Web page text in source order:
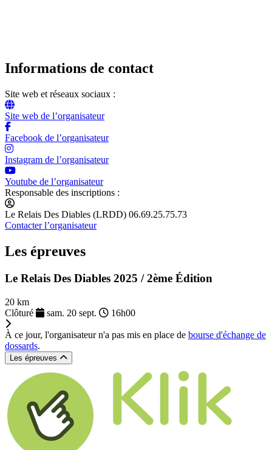
Informations de contact
Site web et réseaux sociaux :
Site web de l’organisateur
Facebook de l’organisateur
Instagram de l’organisateur
Youtube de l’organisateur
Responsable des inscriptions :
Le Relais Des Diables (LRDD) 06.69.25.75.73
Contacter l’organisateur
Les épreuves
Le Relais Des Diables 2025 / 2ème Édition
20 km
Clôturé
sam. 20 sept. 16h00
À ce jour, l'organisateur n'a pas mis en place de bourse d'échange de
dossards.
Les épreuves